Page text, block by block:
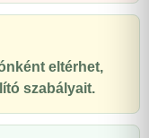
eltérhet,
szabályait.